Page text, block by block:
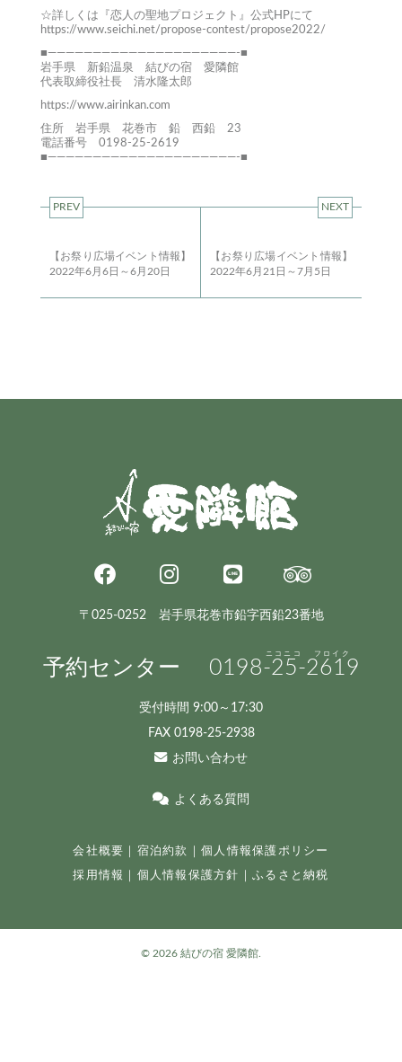
☆詳しくは『恋人の聖地プロジェクト』公式HPにて
https://www.seichi.net/propose-contest/propose2022/
■—————————————————————-■
岩手県 新鉛温泉 結びの宿 愛隣館
代表取締役社長 清水隆太郎
https://www.airinkan.com
住所 岩手県 花巻市 鉛 西鉛 23
電話番号 0198-25-2619
■—————————————————————-■
PREV
【お祭り広場イベント情報】
2022年6月6日～6月20日
NEXT
【お祭り広場イベント情報】
2022年6月21日～7月5日
〒025-0252 岩手県花巻市鉛字西鉛23番地
予約センター 0198-25-2619
受付時間 9:00～17:30
FAX 0198-25-2938
お問い合わせ
よくある質問
会社概要 宿泊約款 ｜個人情報保護ポリシー
採用情報 個人情報保護方針 ｜ふるさと納税
© 2026 結びの宿 愛隣館.